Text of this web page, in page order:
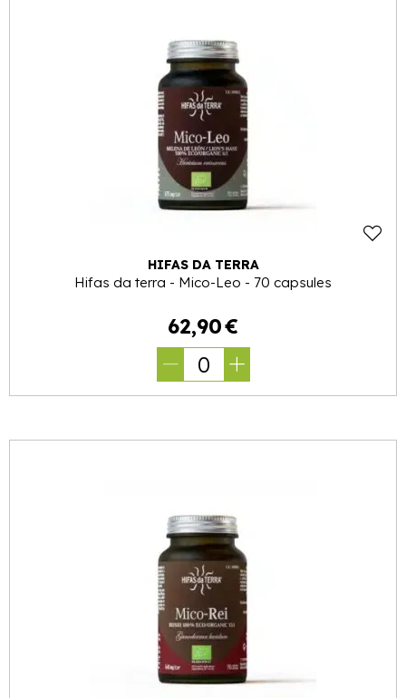
HIFAS DA TERRA
Hifas da terra - Mico-Leo - 70 capsules
62,90€
0